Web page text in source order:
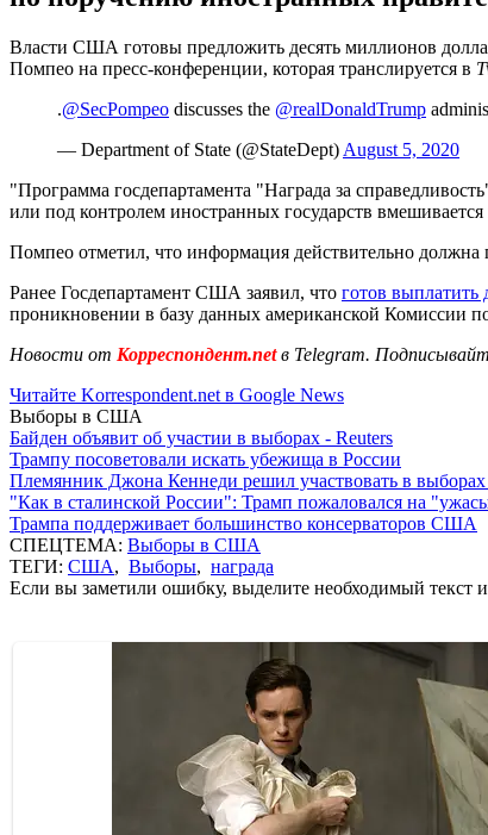
Власти США готовы предложить десять миллионов
Помпео на пресс-конференции, которая транслируется в
.@SecPompeo discusses the @realDonaldTrump
— Department of State (@StateDept) August 5, 2020
"Программа госдепартамента "Награда за
или под контролем иностранных государств
Помпео отметил, что информация действительно должна
Ранее Госдепартамент США заявил, что готов
проникновении в базу данных американской Комиссии
Новости от Корреспондент.netв Telegram.
Читайте Korrespondent.net в Google News
Выборы в США
Байден объявит об участии в выборах - Reuters
Трампу посоветовали искать убежища в России
Племянник Джона Кеннеди решил участвовать в
"Как в сталинской России": Трамп пожаловался на
Трампа поддерживает большинство консерваторов США
СПЕЦТЕМА: Выборы в США
ТЕГИ: США, Выборы, награда
Если вы заметили ошибку, выделите необходимый текст